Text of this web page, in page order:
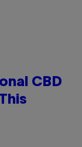
CBD